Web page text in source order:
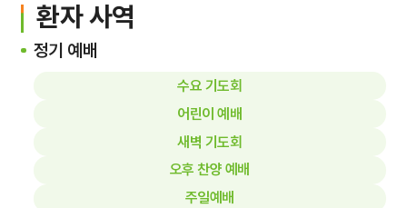
환자 사역
정기 예배
수요 기도회
어린이 예배
새벽 기도회
오후 찬양 예배
주일예배